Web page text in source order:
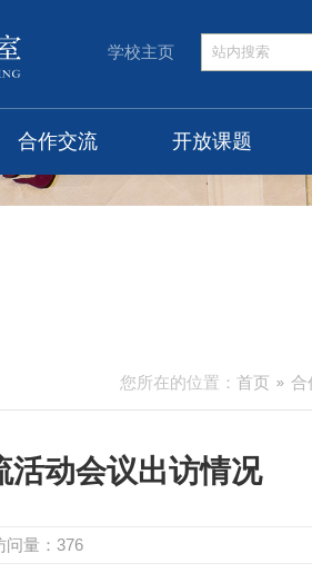
学校主页
合作交流 开放课题
您所在的位置： 首页 合
动会议出访情况
问量： 376